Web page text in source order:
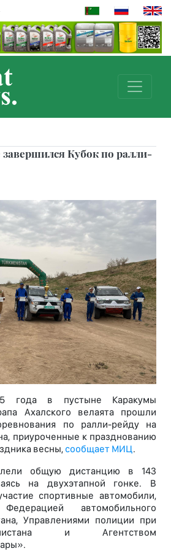
Кубок по ралли-
года в пустыне Каракумы
Ахалского велаята прошли
по ралли-рейду на
приуроченные к празднованию
весны, сообщает МИЦ.
общую дистанцию в 143
на двухэтапной гонке. В
спортивные автомобили,
автомобильного
Управлениями полиции при
и Агентством